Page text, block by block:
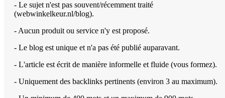
- Le sujet n'est pas souvent/récemment traité
(webwinkelkeur.nl/blog).
- Aucun produit ou service n'y est proposé.
- Le blog est unique et n'a pas été publié auparavant.
- L'article est écrit de manière informelle et fluide (vous formez).
- Uniquement des backlinks pertinents (environ 3 au maximum).